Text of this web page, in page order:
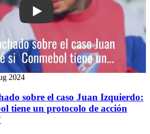
Play: Dr. Federico Machado sobre el
2024
sobre el caso Juan Izquierdo:
tiene un protocolo de acción